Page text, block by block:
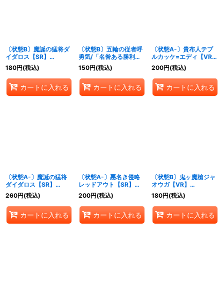
〔状態B〕魔誕の猛将ダ
イダロス【SR】
{26EX123/50}《火》
180円(税込)
カートに入れる
〔状態B〕五輪の従者呼
勇気/「名誉ある勝利
を！」【VR】{26EX1秘
N10/秘N25}《多》
150円(税込)
カートに入れる
〔状態A-〕貴布人テブ
ルカッケ=エディ【VR】
{26EX137/50}《闇》
200円(税込)
カートに入れる
〔状態A-〕魔誕の猛将
ダイダロス【SR】
{26EX123/50}《火》
260円(税込)
カートに入れる
〔状態A-〕悪名き侵略
レッドアウト【SR】
{26EX119/50}《火》
200円(税込)
カートに入れる
〔状態B〕鬼ヶ魔槍ジャ
オウガ【VR】
{26EX1N12/N25}
《多》
180円(税込)
カートに入れる